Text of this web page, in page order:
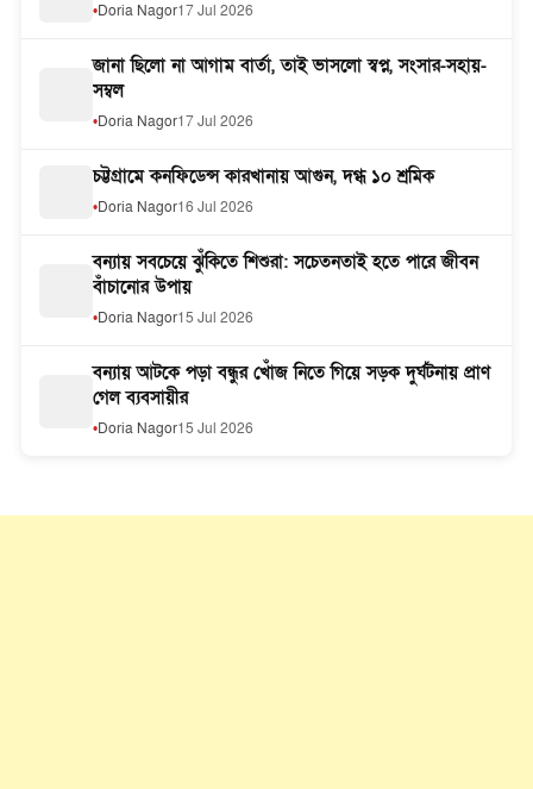
Doria Nagor17 Jul 2026
জানা ছিলো না আগাম বার্তা, তাই ভাসলো স্বপ্ন, সংসার-সহায়-
সম্বল
Doria Nagor17 Jul 2026
চট্টগ্রামে কনফিডেন্স কারখানায় আগুন, দগ্ধ ১০ শ্রমিক
Doria Nagor16 Jul 2026
বন্যায় সবচেয়ে ঝুঁকিতে শিশুরা: সচেতনতাই হতে পারে জীবন
বাঁচানোর উপায়
Doria Nagor15 Jul 2026
বন্যায় আটকে পড়া বন্ধুর খোঁজ নিতে গিয়ে সড়ক দুর্ঘটনায় প্রাণ
গেল ব্যবসায়ীর
Doria Nagor15 Jul 2026